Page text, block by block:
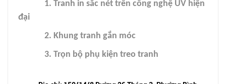
1. Tranh in sắc nét trên công nghệ UV hiện
đại
2. Khung tranh gắn móc
3. Trọn bộ phụ kiện treo tranh